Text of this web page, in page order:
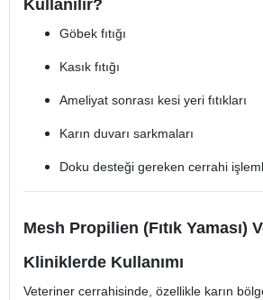
Kullanılır?
Göbek fıtığı
Kasık fıtığı
Ameliyat sonrası kesi yeri fıtıkları
Karın duvarı sarkmaları
Doku desteği gereken cerrahi
Mesh Propilien (Fıtık Yaması)
Kliniklerde Kullanımı
Veteriner cerrahisinde, özellikle karın